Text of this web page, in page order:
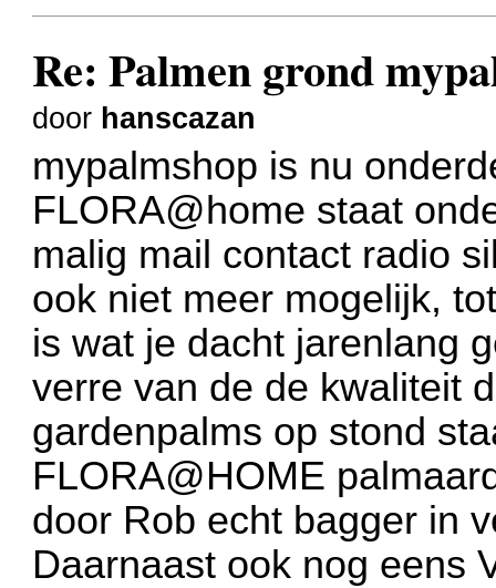
Re: Palmen grond
door hanscazan
mypalmshop is nu
FLORA@home staat
malig mail contact radio
ook niet meer mogelijk,
is wat je dacht jarenlang
verre van de de kwaliteit
gardenpalms op stond
FLORA@HOME
door Rob echt bagger in
Daarnaast ook nog eens